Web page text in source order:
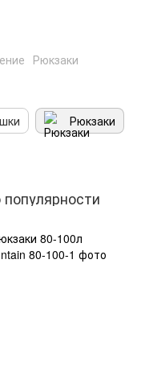
Рюкзаки
Рюкзаки
популярности